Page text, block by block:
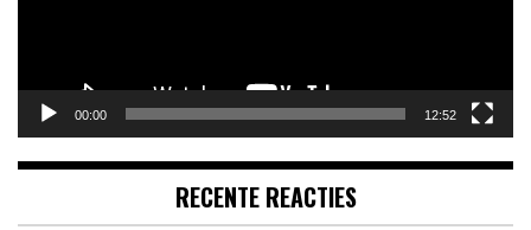
00:00 12:52
RECENTE REACTIES